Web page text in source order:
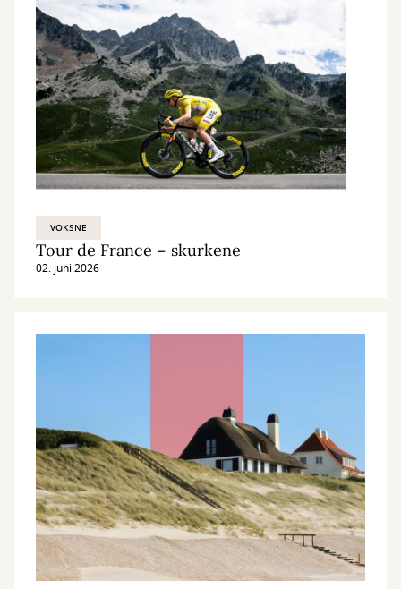
VOKSNE
Tour de France – skurkene
02. juni 2026